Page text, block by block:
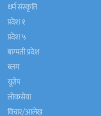
धर्म संस्कृति
प्रदेश १
प्रदेश ५
बाग्मती प्रदेश
ब्लग
यूरोप
लोकसेवा
विचार/आलेख